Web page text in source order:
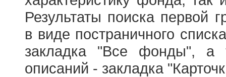
Результаты поиска первой
в виде постраничного
закладка "Все фонды", а
описаний - закладка